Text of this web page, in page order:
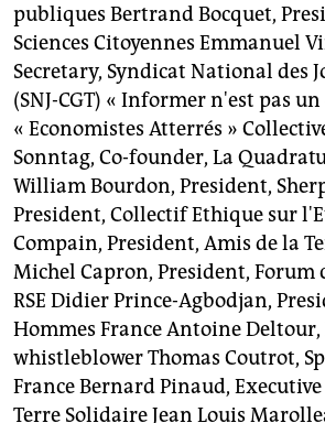
publiques Bertrand Bocquet,
Sciences Citoyennes Emmanuel
Secretary, Syndicat National des
(SNJ-CGT) « Informer n'est pas
« Economistes Atterrés »
Sonntag, Co-founder, La
William Bourdon, President,
President, Collectif Ethique sur
Compain, President, Amis de la
Michel Capron, President, Forum
RSE Didier Prince-Agbodjan,
Hommes France Antoine Deltour,
whistleblower Thomas Coutrot,
France Bernard Pinaud, Executive
Terre Solidaire Jean Louis